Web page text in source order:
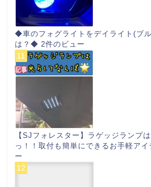
◆車のフォグライトをデイライト(ブ
は？◆ 2件のビュー
【SJフォレスター】ラゲッジランプ
っ！！取付も簡単にできるお手軽アイ
ー